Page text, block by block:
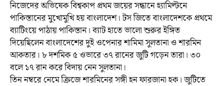
নিজেদের অভিষেক বিশ্বকাপ প্রথম জয়ের সন্ধানে হ্যামিল্টনে
পাকিস্তানের মুখোমুখি হয় বাংলাদেশ। টস জিতে বাংলাদেশকে প্রথমে
ব্যাটিংয়ে পাঠায় পাকিস্তান। ব্যাট হাতে ভালো শুরুর ইঙ্গিত
দিয়েছিলেন বাংলাদেশের দুই ওপেনার শামিমা সুলতানা ও শারমিন
আকতার। ৮ দশমিক ৫ ওভারে ৩৭ রানের জুটি গড়েন তারা। ৩০
বলে ১৭ রান করে বিদায় নেন সুলতানা।
তিন নম্বরে নেমে ক্রিজে শারমিনের সঙ্গী হন ফারজানা হক। জুটিতে